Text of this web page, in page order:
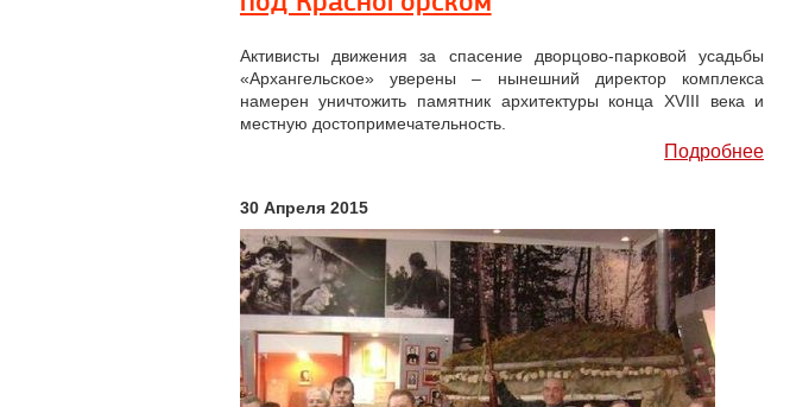
Активисты движения за спасение дворцово-парковой усадьбы
«Архангельское» уверены – нынешний директор комплекса
намерен уничтожить памятник архитектуры конца XVIII века и
местную достопримечательность.
Подробнее
30 Апреля 2015